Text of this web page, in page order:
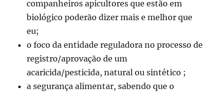
companheiros apicultores que estão em
biológico poderão dizer mais e melhor que
eu;
o foco da entidade reguladora no processo de
registro/aprovação de um
acaricida/pesticida, natural ou sintético ;
a segurança alimentar, sabendo que o